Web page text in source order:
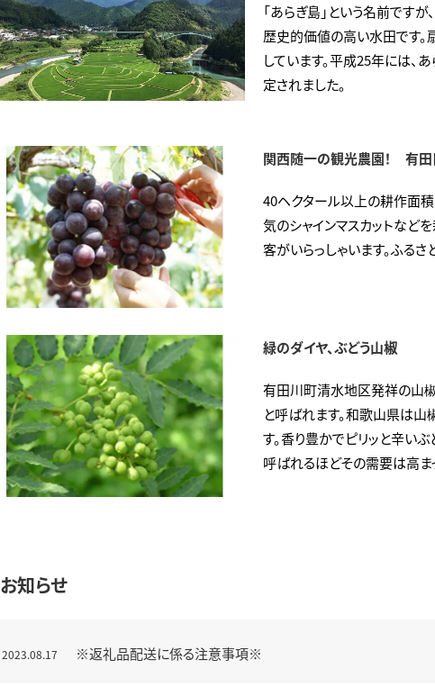
「あらぎ島」という名前です
歴史的価値の高い水田です。
しています。平成25年には
定されました。
関西随一の観光農園！ 有
40ヘクタール以上の耕作面
気のシャインマスカットなど
客がいらっしゃいます。ふる
緑のダイヤ、ぶどう山椒
有田川町清水地区発祥の山椒
と呼ばれます。和歌山県は
す。香り豊かでピリッと辛い
呼ばれるほどその需要は高ま
お知らせ
2023.08.17 ※返礼品配送に係る注意事項※